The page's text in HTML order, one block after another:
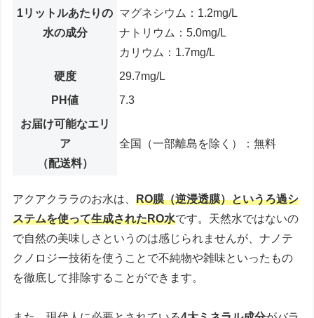
1リットルあたりの
水の成分
マグネシウム：1.2mg/L
ナトリウム：5.0mg/L
カリウム：1.7mg/L
硬度
29.7mg/L
PH値
7.3
お届け可能なエリ
ア
（配送料）
全国（一部離島を除く）：無料
アクアクララのお水は、RO膜（逆浸透膜）というろ過シ
ステムを使って生成されたRO水です。天然水ではないの
で自然の美味しさというのは感じられませんが、ナノテ
クノロジー技術を使うことで不純物や雑味といったもの
を徹底して排除することができます。